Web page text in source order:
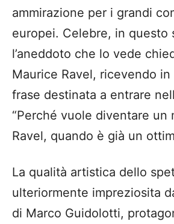
ammirazione per i grandi
europei. Celebre, in questo
l’aneddoto che lo vede
Maurice Ravel, ricevendo in
frase destinata a entrare
“Perché vuole diventare un
Ravel, quando è già un
La qualità artistica dello
ulteriormente impreziosita
di Marco Guidolotti,